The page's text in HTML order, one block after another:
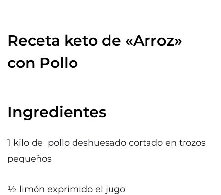
Receta keto de «Arroz»
con Pollo
Ingredientes
1 kilo de pollo deshuesado cortado en trozos
pequeños
½ limón exprimido el jugo